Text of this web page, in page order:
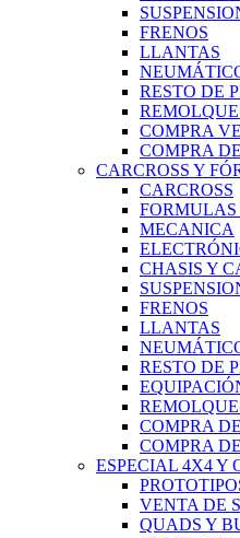
FRENOS
LLANTAS
RESTO DE
COMPRA
COMPRA
CARCROSS Y
CARCROSS
FORMULAS
MECANICA
CHASIS Y
FRENOS
LLANTAS
RESTO DE
COMPRA
COMPRA
ESPECIAL 4X4 Y
VENTA DE
QUADS Y